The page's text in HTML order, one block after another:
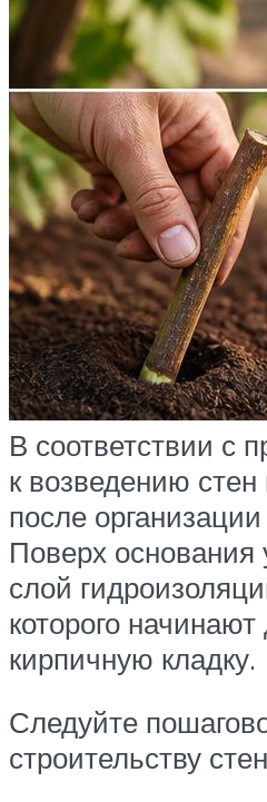
В соответствии с
к возведению
после
Поверх
слой
которого начинают
кирпичную кладку.
Следуйте
строительству